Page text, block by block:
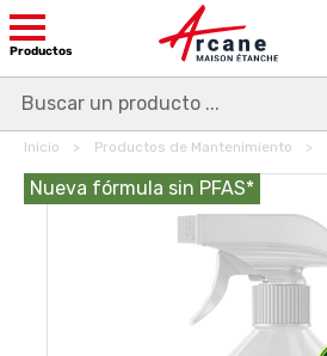
Productos
Inicio Productos de Mantenimiento
Nueva fórmula sin PFAS*